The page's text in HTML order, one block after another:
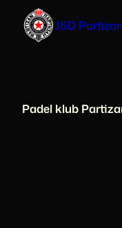
Skip
content
JSD Partizan
Padel klub